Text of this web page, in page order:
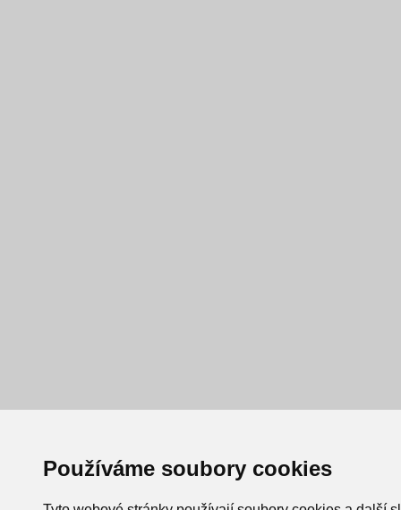
Používáme soubory cookies